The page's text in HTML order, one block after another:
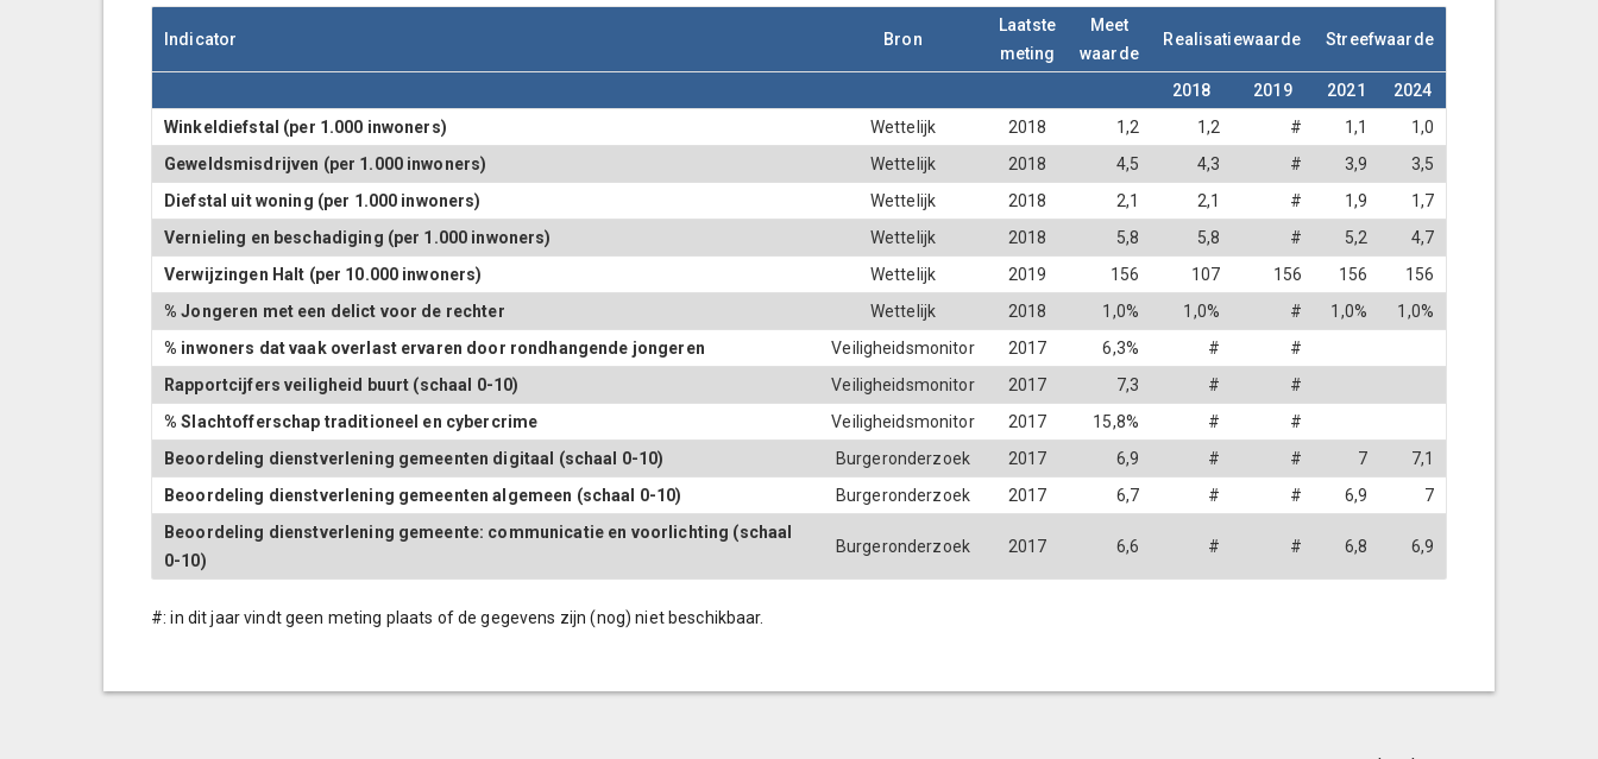
Indicator Bron
Laatste
meting
Meet
waarde
Realisatiewaarde Streefwaarde
2018 2019 2021
2024
Winkeldiefstal (per 1.000 inwoners)
Wettelijk 2018 1,2 1,2 # 1,1
1,0
Geweldsmisdrijven (per 1.000 inwoners)
Wettelijk 2018 4,5 4,3 # 3,9
3,5
Diefstal uit woning (per 1.000 inwoners)
Wettelijk 2018 2,1 2,1 # 1,9
1,7
Vernieling en beschadiging (per 1.000 inwoners)
Wettelijk 2018 5,8 5,8 # 5,2
4,7
Verwijzingen Halt (per 10.000 inwoners)
Wettelijk 2019 156 107 156 156
156
% Jongeren met een delict voor de rechter
Wettelijk 2018 1,0% 1,0% # 1,0%
1,0%
% inwoners dat vaak overlast ervaren door rondhangende jongeren
Veiligheidsmonitor 2017 6,3% #
#
Rapportcijfers veiligheid buurt (schaal 0-10)
Veiligheidsmonitor 2017 7,3 #
#
% Slachtofferschap traditioneel en cybercrime
Veiligheidsmonitor 2017 15,8% #
#
Beoordeling dienstverlening gemeenten digitaal (schaal 0-10)
Burgeronderzoek 2017 6,9 # # 7
7,1
Beoordeling dienstverlening gemeenten algemeen (schaal 0-10)
Burgeronderzoek 2017 6,7 # # 6,9
7
Beoordeling dienstverlening gemeente: communicatie en voorlichting (schaal
0-10)
Burgeronderzoek 2017 6,6 # # 6,8 6,9
#: in dit jaar vindt geen meting plaats of de gegevens zijn (nog) niet beschikbaar.